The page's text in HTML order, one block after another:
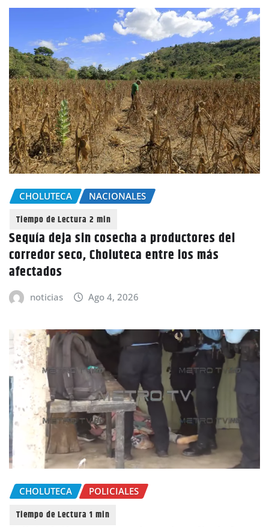
CHOLUTECA NACIONALES
Sequía deja sin cosecha a productores del
corredor seco, Choluteca entre los más
afectados
noticias Ago 4, 2026
CHOLUTECA POLICIALES